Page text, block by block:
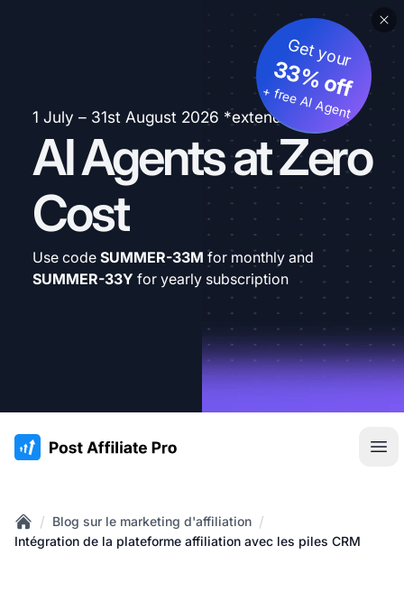
1 July – 31st August 2026 *extended
AI Agents at Zero
Cost
Get your
33% off
+ free AI Agent
Use code SUMMER-33M for monthly and
SUMMER-33Y for yearly subscription
:site.title
Home
/ Blog sur le marketing d'affiliation /
Intégration de la plateforme affiliation avec les piles CRM